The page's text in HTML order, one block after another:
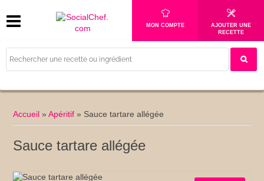
MON COMPTE
AJOUTER UNE
RECETTE
Accueil »Apéritif » Sauce tartare allégée
Sauce tartare allégée